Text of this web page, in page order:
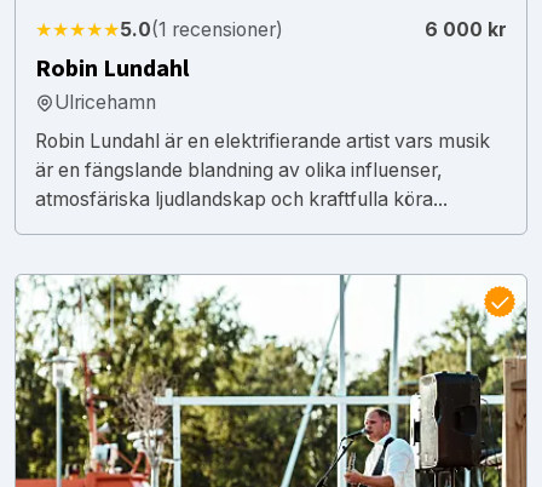
★★★★★5.0(1 recensioner) 6 000 kr
Robin Lundahl
Ulricehamn
Robin Lundahl är en elektrifierande artist vars musik
är en fängslande blandning av olika influenser,
atmosfäriska ljudlandskap och kraftfulla köra...